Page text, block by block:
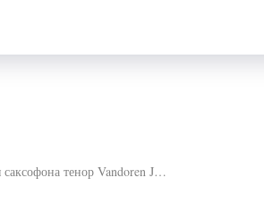
Трость для саксофона тенор Vandoren Juno 2 "